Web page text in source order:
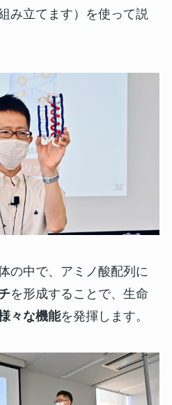
み立てます）を使って説
の中で、アミノ酸配列に
を形成することで、生命
々な機能を発揮します。